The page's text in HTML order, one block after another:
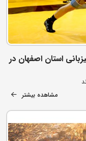
استان اصفهان در
مشاهده بیشتر